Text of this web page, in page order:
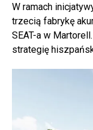
W ramach
trzecią fabrykę
SEAT-a w
strategię